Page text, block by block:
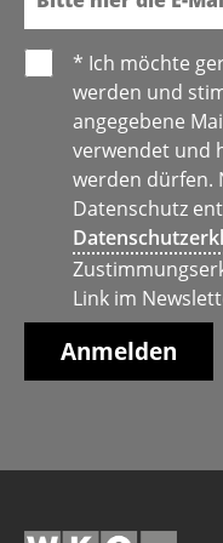
* Ich möchte
werden und
angegebene
verwendet und
werden dürfen.
Datenschutz
Link im